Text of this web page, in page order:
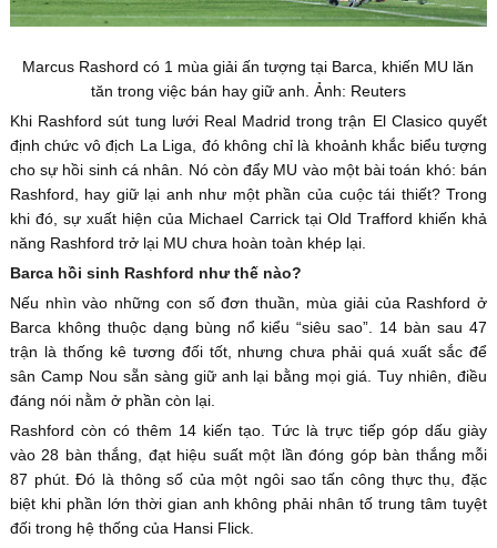
Marcus Rashord có 1 mùa giải ấn tượng tại Barca, khiến MU lăn
tăn trong việc bán hay giữ anh. Ảnh: Reuters
Khi Rashford sút tung lưới Real Madrid trong trận El Clasico quyết
định chức vô địch La Liga, đó không chỉ là khoảnh khắc biểu tượng
cho sự hồi sinh cá nhân. Nó còn đẩy MU vào một bài toán khó: bán
Rashford, hay giữ lại anh như một phần của cuộc tái thiết? Trong
khi đó, sự xuất hiện của Michael Carrick tại Old Trafford khiến khả
năng Rashford trở lại MU chưa hoàn toàn khép lại.
Barca hồi sinh Rashford như thế nào?
Nếu nhìn vào những con số đơn thuần, mùa giải của Rashford ở
Barca không thuộc dạng bùng nổ kiểu “siêu sao”. 14 bàn sau 47
trận là thống kê tương đối tốt, nhưng chưa phải quá xuất sắc để
sân Camp Nou sẵn sàng giữ anh lại bằng mọi giá. Tuy nhiên, điều
đáng nói nằm ở phần còn lại.
Rashford còn có thêm 14 kiến tạo. Tức là trực tiếp góp dấu giày
vào 28 bàn thắng, đạt hiệu suất một lần đóng góp bàn thắng mỗi
87 phút. Đó là thông số của một ngôi sao tấn công thực thụ, đặc
biệt khi phần lớn thời gian anh không phải nhân tố trung tâm tuyệt
đối trong hệ thống của Hansi Flick.